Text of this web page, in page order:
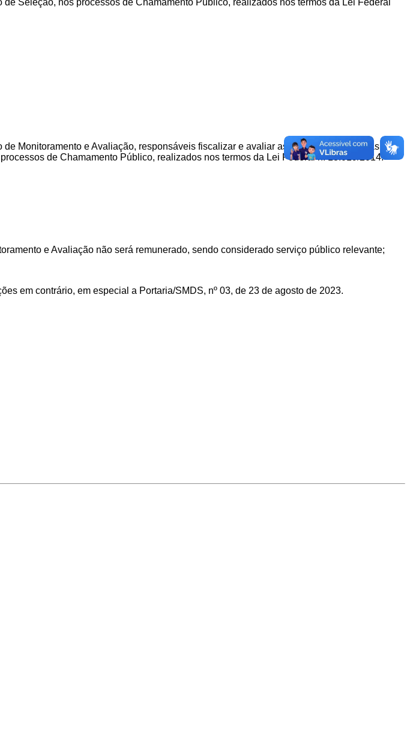
Monitoramento e Avaliação, responsáveis fiscalizar e avaliar as parcerias celebradas
de Chamamento Público, realizados nos termos da Lei Federal n. 13.019/2014:
e Avaliação não será remunerado, sendo considerado serviço público relevante;
em contrário, em especial a Portaria/SMDS, nº 03, de 23 de agosto de 2023.